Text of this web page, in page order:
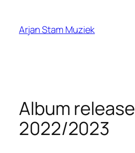
Arjan Stam Muziek
Album release
2022/2023